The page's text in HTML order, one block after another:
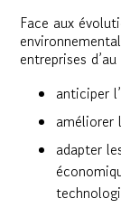
Face aux
entreprises
anticiper
améliorer
adapter